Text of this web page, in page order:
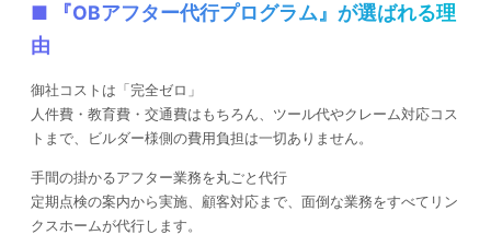
■ 『OBアフター代行プログラム』が選ばれる理
由
御社コストは「完全ゼロ」
人件費・教育費・交通費はもちろん、ツール代やクレーム対応コス
トまで、ビルダー様側の費用負担は一切ありません。
手間の掛かるアフター業務を丸ごと代行
定期点検の案内から実施、顧客対応まで、面倒な業務をすべてリン
クスホームが代行します。